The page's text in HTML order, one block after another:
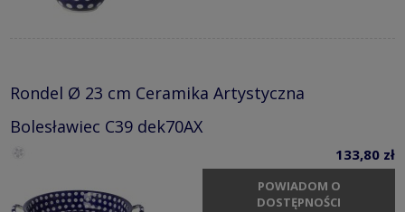
Rondel Ø 23 cm Ceramika Artystyczna
Bolesławiec C39 dek70AX
133,80 zł
POWIADOM O
DOSTĘPNOŚCI